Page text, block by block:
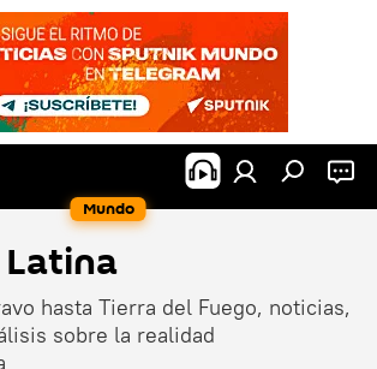
Mundo
hasta Tierra del Fuego, noticias,
sobre la realidad